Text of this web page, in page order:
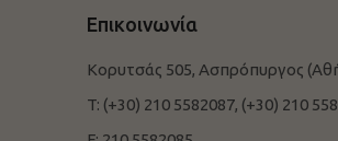
Επικοινωνία
Κορυτσάς 505, Ασπρόπυργος
T: (+30) 210 5582087, (+30) 210